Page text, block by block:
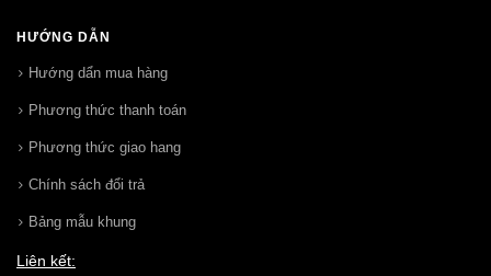
HƯỚNG DẪN
Hướng dẩn mua hàng
Phương thức thanh toán
Phương thức giao hang
Chính sách đổi trả
Bảng mẫu khung
Liên kết: